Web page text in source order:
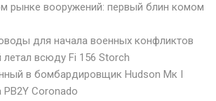
рынке вооружений: первый блин комом
для начала военных конфликтов
всюду Fi 156 Storch
в бомбардировщик Hudson Мк I
Coronado